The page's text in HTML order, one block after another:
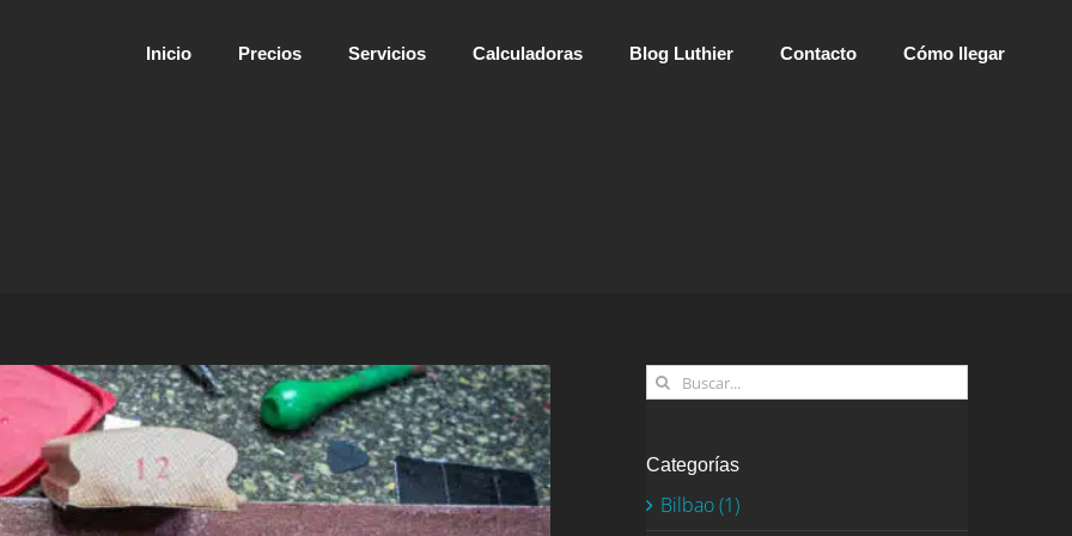
Inicio Precios Servicios Calculadoras Blog Luthier Contacto Cómo llegar
Buscar:
Categorías
Bilbao (1)